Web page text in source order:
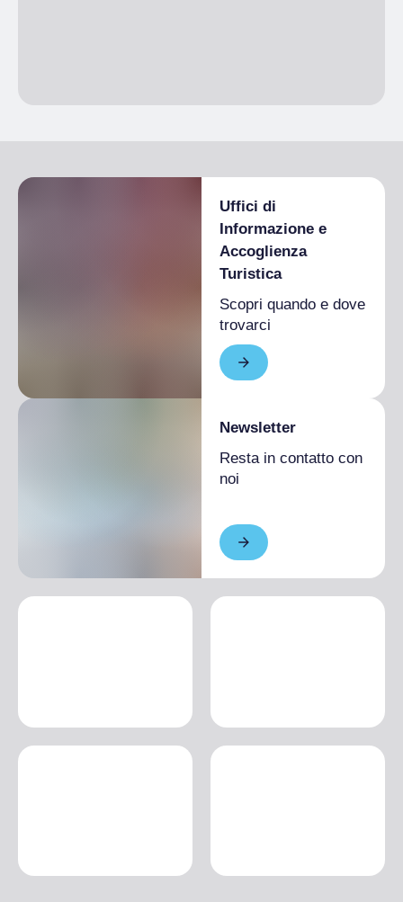
Uffici di
Informazione e
Accoglienza
Turistica
Scopri quando e dove
trovarci
Newsletter
Resta in contatto con
noi